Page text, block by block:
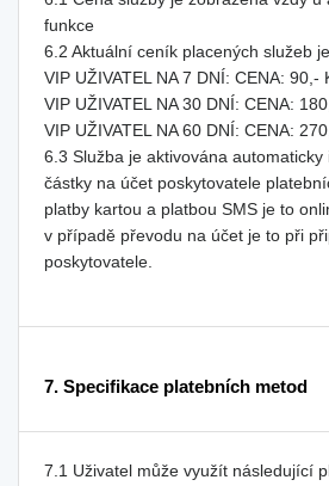
funkce
6.2 Aktuální ceník placených služeb
VIP UŽIVATEL NA 7 DNÍ: CENA: 90,-
VIP UŽIVATEL NA 30 DNÍ: CENA:
VIP UŽIVATEL NA 60 DNÍ: CENA:
6.3 Služba je aktivována
částky na účet poskytovatele
platby kartou a platbou SMS je to
v případě převodu na účet je to při
poskytovatele.
7. Specifikace platebních metod
7.1 Uživatel může využít následující